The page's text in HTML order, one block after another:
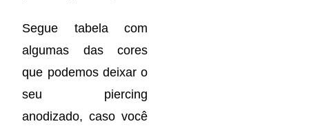
Segue tabela com
algumas das cores
que podemos deixar o
seu piercing
anodizado, caso você